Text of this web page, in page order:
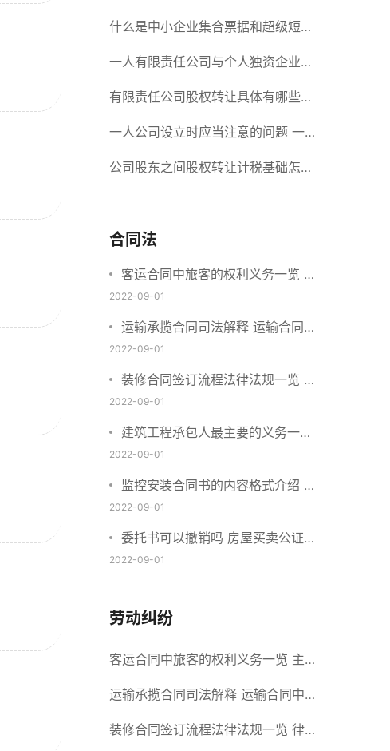
业短期借款需要注意哪些事项？
什么是中小企业集合票据和超级短期
融资券？一起来了解一下吧！
一人有限责任公司与个人独资企业的
区别 这些知识你都知道吗？
有限责任公司股权转让具体有哪些形
式？来了解下这五种形式
一人公司设立时应当注意的问题 一
人公司的特征
公司股东之间股权转让计税基础怎么
合什么要件？
合同法
客运合同中旅客的权利义务一览 主
要包括这些内容
2022-09-01
运输承揽合同司法解释 运输合同中
承运人的义务有哪些
2022-09-01
装修合同签订流程法律法规一览 律
师解答
2022-09-01
建筑工程承包人最主要的义务一览
承包合同内容介绍
2022-09-01
监控安装合同书的内容格式介绍 一
般包括这些条款
2022-09-01
委托书可以撤销吗 房屋买卖公证可
否撤销
2022-09-01
劳动纠纷
客运合同中旅客的权利义务一览 主
要包括这些内容
运输承揽合同司法解释 运输合同中
承运人的义务有哪些
装修合同签订流程法律法规一览 律